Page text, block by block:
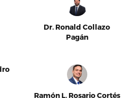
Dr. Ronald Collazo
Pagán
Ramón L. Rosario Cortés